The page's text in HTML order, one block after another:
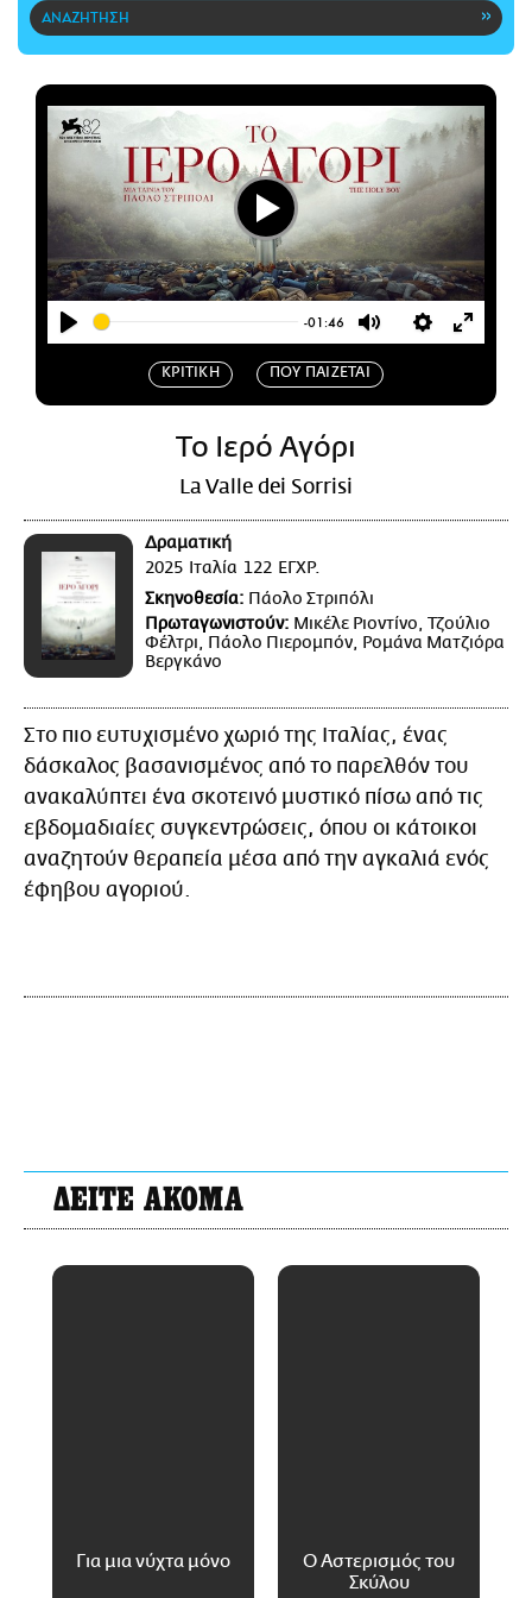
CITY GUIDE
ΑΜΠΑ
PRINT
Play
-01:46
Mute Settings
Enter
Play
ΚΡΙΤΙΚΗ ΠΟΥ ΠΑΙΖΕΤΑΙ
Το Ιερό Αγόρι
La Valle dei Sorrisi
Δραματική
2025 Ιταλία 122 ΕΓΧΡ.
Σκηνοθεσία: Πάολο Στριπόλι
Πρωταγωνιστούν: Μικέλε Ριοντίνο, Τζούλιο
Φέλτρι, Πάολο Πιερομπόν, Ρομάνα Ματζιόρα
Βεργκάνο
Στο πιο ευτυχισμένο χωριό της Ιταλίας, ένας
δάσκαλος βασανισμένος από το παρελθόν του
ανακαλύπτει ένα σκοτεινό μυστικό πίσω από τις
εβδομαδιαίες συγκεντρώσεις, όπου οι κάτοικοι
αναζητούν θεραπεία μέσα από την αγκαλιά ενός
έφηβου αγοριού.
ΔΕΙΤΕ ΑΚΟΜΑ
Για μια νύχτα μόνο
Ο Αστερισμός του
Σκύλου